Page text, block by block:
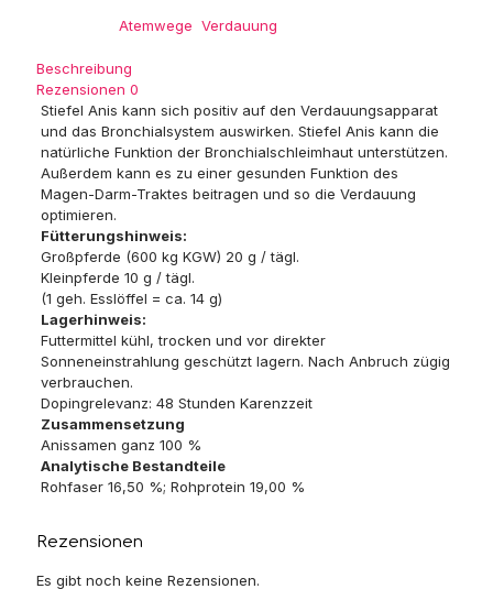
MengeAtemwege Verdauung
Beschreibung
Rezensionen 0
Stiefel Anis kann sich positiv auf den Verdauungsapparat
und das Bronchialsystem auswirken. Stiefel Anis kann die
natürliche Funktion der Bronchialschleimhaut unterstützen.
Außerdem kann es zu einer gesunden Funktion des
Magen-Darm-Traktes beitragen und so die Verdauung
optimieren.
Fütterungshinweis:
Großpferde (600 kg KGW) 20 g / tägl.
Kleinpferde 10 g / tägl.
(1 geh. Esslöffel = ca. 14 g)
Lagerhinweis:
Futtermittel kühl, trocken und vor direkter
Sonneneinstrahlung geschützt lagern. Nach Anbruch zügig
verbrauchen.
Dopingrelevanz: 48 Stunden Karenzzeit
Zusammensetzung
Anissamen ganz 100 %
Analytische Bestandteile
Rohfaser 16,50 %; Rohprotein 19,00 %
Rezensionen
Es gibt noch keine Rezensionen.